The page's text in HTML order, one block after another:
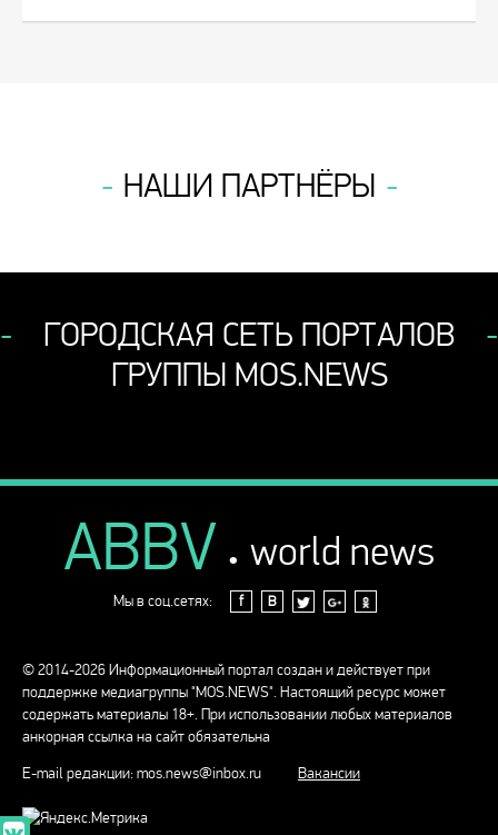
НАШИ ПАРТНЁРЫ
ГОРОДСКАЯ СЕТЬ ПОРТАЛОВ
ГРУППЫ MOS.NEWS
ABBV . world news
Мы в соц.сетях: f В
© 2014-2026 Информационный портал создан и действует при
поддержке медиагруппы "MOS.NEWS". Настоящий ресурс может
содержать материалы 18+. При использовании любых материалов
анкорная ссылка на сайт обязательна
E-mail редакции:mos.news@inbox.ru Вакансии